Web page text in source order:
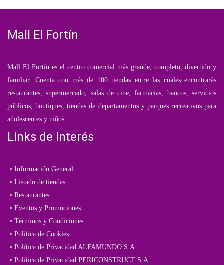
Mall El Fortín
Mall El Fortín es el centro comercial más grande, completo, divertido y
familiar. Cuenta con más de 100 tiendas entre las cuales encontrarás
restaurantes, supermercado, salas de cine, farmacias, bancos, servicios
públicos, boutiques, tiendas de departamentos y parques recreativos para
adolescentes y niños.
Links de Interés
• Información General
• Listado de tiendas
• Restaurantes
• Eventos y Promociones
• Términos y Condiciones
• Política de Cookies
• Política de Privacidad ALFAMUNDO S.A.
• Política de Privacidad PERICONSTRUCT S.A.